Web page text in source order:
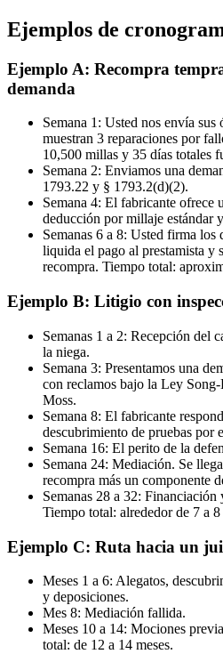
Ejemplos de
Ejemplo A: Recompra
demanda
Semana 1: Usted nos envía sus
muestran 3 reparaciones por
10,500 millas y 35 días totales
Semana 2: Enviamos una
1793.22 y § 1793.2(d)(2).
Semana 4: El fabricante ofrece
deducción por millaje estándar
Semanas 6 a 8: Usted firma los
liquida el pago al prestamista y
recompra. Tiempo total:
Ejemplo B: Litigio con
Semanas 1 a 2: Recepción del
la niega.
Semana 3: Presentamos una
con reclamos bajo la Ley
Moss.
Semana 8: El fabricante
descubrimiento de pruebas por
Semana 16: El perito de la
Semana 24: Mediación. Se
recompra más un componente
Semanas 28 a 32:
Tiempo total: alrededor de 7 a 8
Ejemplo C: Ruta hacia un
Meses 1 a 6: Alegatos,
y deposiciones.
Mes 8: Mediación fallida.
Meses 10 a 14: Mociones
total: de 12 a 14 meses.